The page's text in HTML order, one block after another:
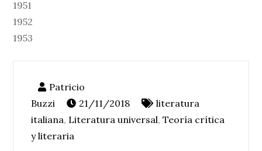
1951
1952
1953
21/11/2018
literatura
italiana, Literatura universal,Teoría crítica
y literaria